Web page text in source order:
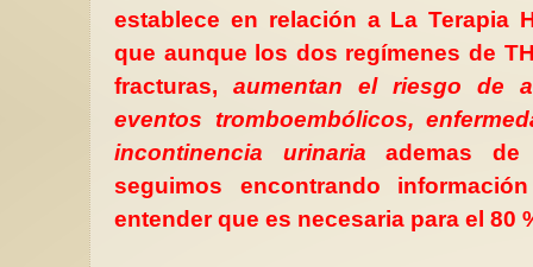
establece en relación a La Terapia
que aunque los dos regímenes de
fracturas, aumentan el riesgo de
eventos tromboembólicos,
incontinencia urinaria ademas de
seguimos encontrando
entender que es necesaria para el 80
Hablando de
desfeminización y
El enorme
movimiento
mundial, y los
avances que...